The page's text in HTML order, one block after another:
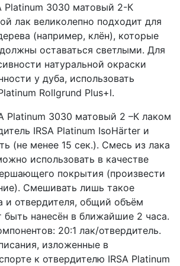
Platinum 3030 матовый 2-К
лак великолепно подходит для
(например, клён), которые
оставаться светлыми. Для
натуральной окраски
у дуба, использовать
Rollgrund Plus+l.
Platinum 3030 матовый 2 –К лаком
IRSA Platinum IsoHärter и
(не менее 15 сек.). Смесь из лака
использовать в качестве
покрытия (произвести
Смешивать лишь такое
и отвердителя, общий объём
быть нанесён в ближайшие 2 часа.
20:1 лак/отвердитель.
изложенные в
к отвердителю IRSA Platinum